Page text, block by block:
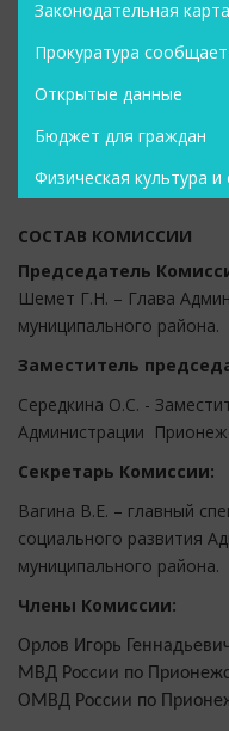
Законодательная карта
Прокуратура сообщает
Открытые данные
Бюджет для граждан
Физическая культура и
СОСТАВ КОМИССИИ
Председатель
Шемет Г.Н. – Глава
муниципального района.
Заместитель
Середкина О.С. -
Администрации
Секретарь Комиссии:
Вагина В.Е. – главный
социального развития
муниципального района.
Члены Комиссии:
Орлов Игорь
МВД России по
ОМВД России по